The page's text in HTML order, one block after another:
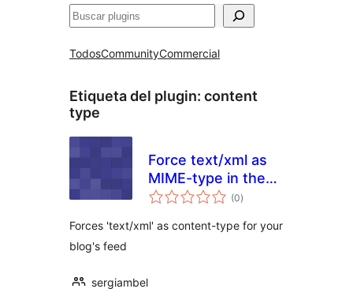
Buscar
TodosCommunityCommercial
Etiqueta del plugin: content
type
Force text/xml as
MIME-type in the
feed
(0total
de
)
Forces 'text/xml' as content-type for your
blog's feed
sergiambel